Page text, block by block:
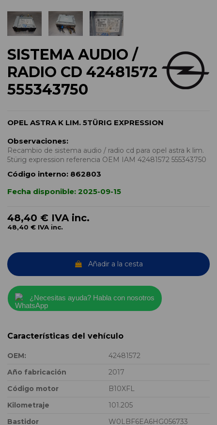
SISTEMA AUDIO /
RADIO CD 42481572
555343750
OPEL ASTRA K LIM. 5TÜRIG EXPRESSION
Observaciones:
Recambio de sistema audio / radio cd para opel astra k lim.
5türig expression referencia OEM IAM 42481572 555343750
Código interno: 862803
Fecha disponible: 2025-09-15
48,40 € IVA inc.
48,40 € IVA inc.
Añadir a la cesta
¿Necesitas ayuda? Habla con nosotros
Características del vehículo
OEM:
42481572
Año fabricación
2017
Código motor
B10XFL
Kilometraje
101.205
Bastidor
W0LBF6EA6HG056733